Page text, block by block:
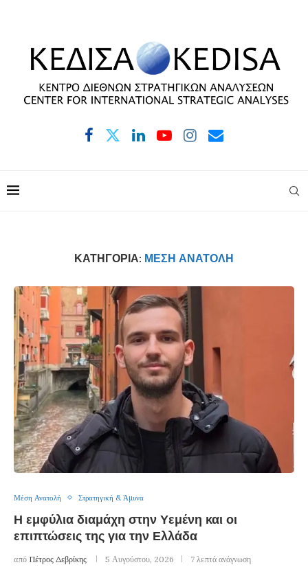
ΚΑΤΗΓΟΡΊΑ: ΜΈΣΗ ΑΝΑΤΟΛΉ
Μέση Ανατολή Στρατηγική & Άμυνα
Η εμφύλια διαμάχη στην Υεμένη και οι
επιπτώσεις της για την Ελλάδα
από Πέτρος Δεβρίκης 5 Αυγούστου, 2026 7 λεπτά ανάγνωση